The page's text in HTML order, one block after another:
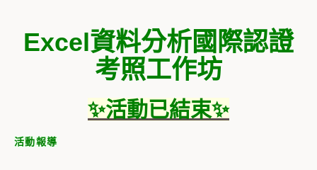
Excel資料分析國際認證
考照工作坊
✨活動已結束✨
活動報導